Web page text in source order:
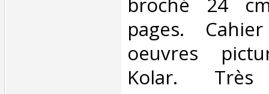
pages.
oeuvres
Kolar.